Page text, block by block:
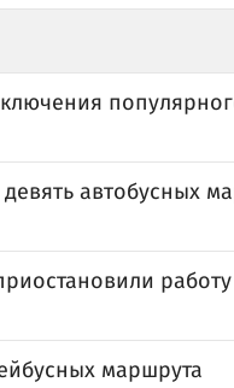
автобусных
маршрута